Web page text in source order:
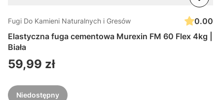
Fugi Do Kamieni Naturalnych i Gresów
0.00
Elastyczna fuga cementowa Murexin FM 60 Flex 4kg |
Biała
Cena
59,99 zł
Niedostępny